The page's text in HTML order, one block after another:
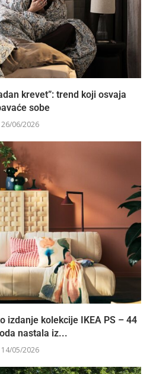
krevet”: trend koji osvaja
sobe
26/06/2026
izdanje kolekcije IKEA PS – 44
nastala iz...
14/05/2026